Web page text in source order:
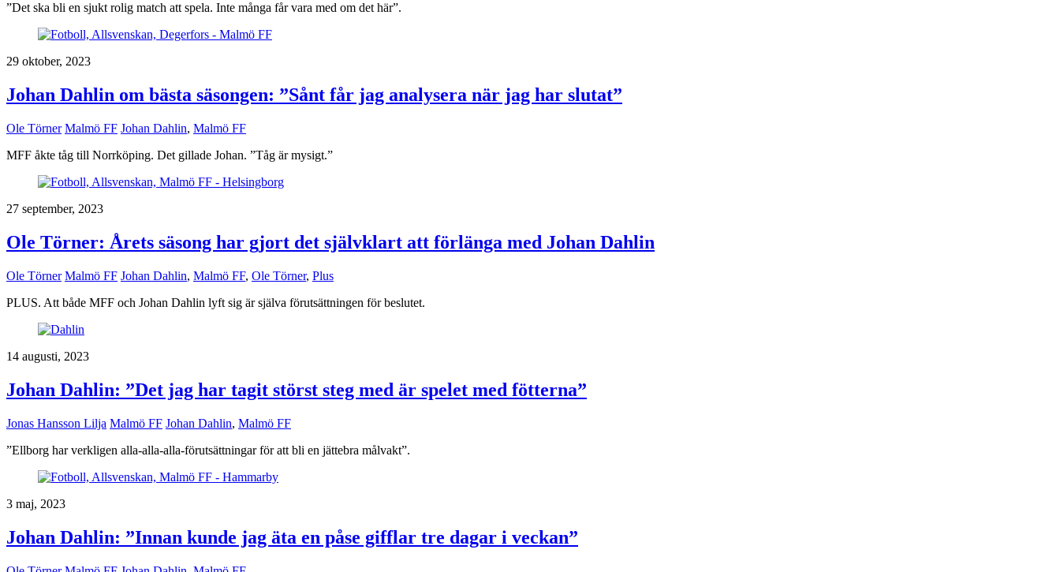
”Det ska bli en sjukt rolig match att spela. Inte många får vara med om det här”.
29 oktober, 2023
Johan Dahlin om bästa säsongen: ”Sånt får jag analysera när jag har slutat”
Ole Törner Malmö FF Johan Dahlin, Malmö FF
MFF åkte tåg till Norrköping. Det gillade Johan. ”Tåg är mysigt.”
27 september, 2023
Ole Törner: Årets säsong har gjort det självklart att förlänga med Johan Dahlin
Ole Törner Malmö FF Johan Dahlin, Malmö FF, Ole Törner, Plus
PLUS. Att både MFF och Johan Dahlin lyft sig är själva förutsättningen för beslutet.
14 augusti, 2023
Johan Dahlin: ”Det jag har tagit störst steg med är spelet med fötterna”
Jonas Hansson Lilja Malmö FF Johan Dahlin, Malmö FF
”Ellborg har verkligen alla-alla-alla-förutsättningar för att bli en jättebra målvakt”.
3 maj, 2023
Johan Dahlin: ”Innan kunde jag äta en påse gifflar tre dagar i veckan”